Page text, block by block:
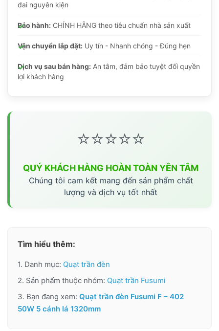
đai nguyên kiện
Bảo hành: CHÍNH HÃNG theo tiêu chuẩn nhà sản xuất
Vận chuyển lắp đặt: Uy tín - Nhanh chóng - Đúng hẹn
Dịch vụ sau bán hàng: An tâm, đảm bảo tuyệt đối quyền
lợi khách hàng
⭐⭐⭐⭐⭐
QUÝ KHÁCH HÀNG HOÀN TOÀN YÊN TÂM
Chúng tôi cam kết mang đến sản phẩm chất
lượng và dịch vụ tốt nhất
Tìm hiểu thêm:
1. Danh mục: Quạt trần đèn
2. Sản phẩm thuộc nhóm: Quạt trần Fusumi
3. Bạn đang xem: Quạt trần đèn Fusumi F – 402
50W 5 cánh lá 1320mm